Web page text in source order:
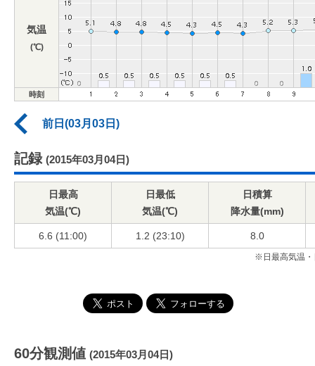
気温
(℃)
時刻
前日(03月03日)
記録 (2015年03月04日)
日最高
気温(℃)
日最低
気温(℃)
日積算
降水量(mm)
6.6 (11:00) 1.2 (23:10) 8.0
※日最高気温・
60分観測値 (2015年03月04日)